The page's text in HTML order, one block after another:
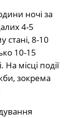
ночі за
4-5
8-10
10-15
місці події
зокрема